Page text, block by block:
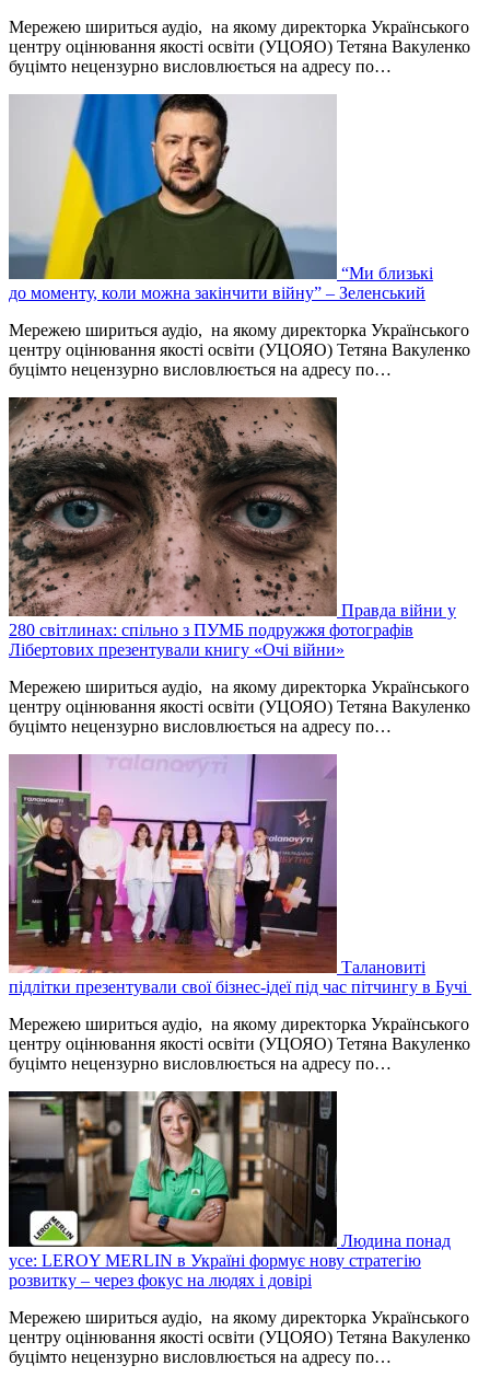
Мережею шириться аудіо, на якому директорка Українського
центру оцінювання якості освіти (УЦОЯО) Тетяна Вакуленко
буцімто нецензурно висловлюється на адресу по…
“Ми близькі
до моменту, коли можна закінчити війну” – Зеленський
Мережею шириться аудіо, на якому директорка Українського
центру оцінювання якості освіти (УЦОЯО) Тетяна Вакуленко
буцімто нецензурно висловлюється на адресу по…
Правда війни у
280 світлинах: спільно з ПУМБ подружжя фотографів
Лібертових презентували книгу «Очі війни»
Мережею шириться аудіо, на якому директорка Українського
центру оцінювання якості освіти (УЦОЯО) Тетяна Вакуленко
буцімто нецензурно висловлюється на адресу по…
Талановиті
підлітки презентували свої бізнес-ідеї під час пітчингу в Бучі
Мережею шириться аудіо, на якому директорка Українського
центру оцінювання якості освіти (УЦОЯО) Тетяна Вакуленко
буцімто нецензурно висловлюється на адресу по…
Людина понад
усе: LEROY MERLIN в Україні формує нову стратегію
розвитку – через фокус на людях і довірі
Мережею шириться аудіо, на якому директорка Українського
центру оцінювання якості освіти (УЦОЯО) Тетяна Вакуленко
буцімто нецензурно висловлюється на адресу по…